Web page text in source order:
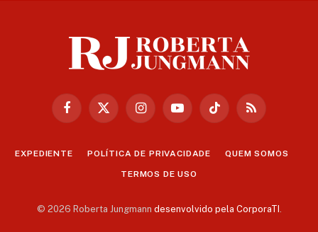
Facebook
X
InstagramYouTubeTikTok RSS
EXPEDIENTE POLÍTICA DE PRIVACIDADE QUEM SOMOS
TERMOS DE USO
© 2026 Roberta Jungmann desenvolvido pela CorporaTI .